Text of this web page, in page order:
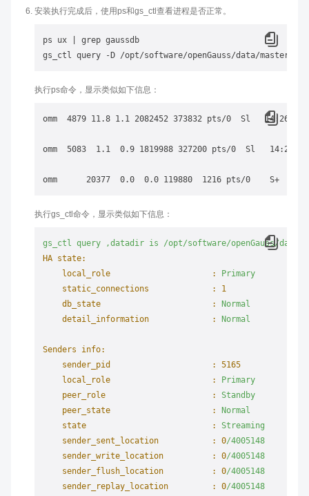
安装执行完成后，使用ps和gs_ctl查看进程是否正常。
ps ux | grep gaussdb
执行ps命令，显示类似如下信息：
omm  4879 11.8 1.1 2082452 373832 pts/0  Sl   14:26
omm  5083  1.1  0.9 1819988 327200 pts/0  Sl   14:26
执行gs_ctl命令，显示类似如下信息：
gs_ctl query ,datadir is
/opt/software/openGauss/data/
HA state:
local_role                     :
Primary
static_connections             :
1
db_state                       :
Normal
detail_information             :
Normal
Senders info:
sender_pid                     :
5165
local_role                     :
Primary
peer_role                      :
Standby
peer_state                     :
Normal
state                          :
Streaming
sender_sent_location           :
0/4005148
sender_write_location          :
0/4005148
sender_flush_location          :
0/4005148
sender_replay_location         :
0/4005148